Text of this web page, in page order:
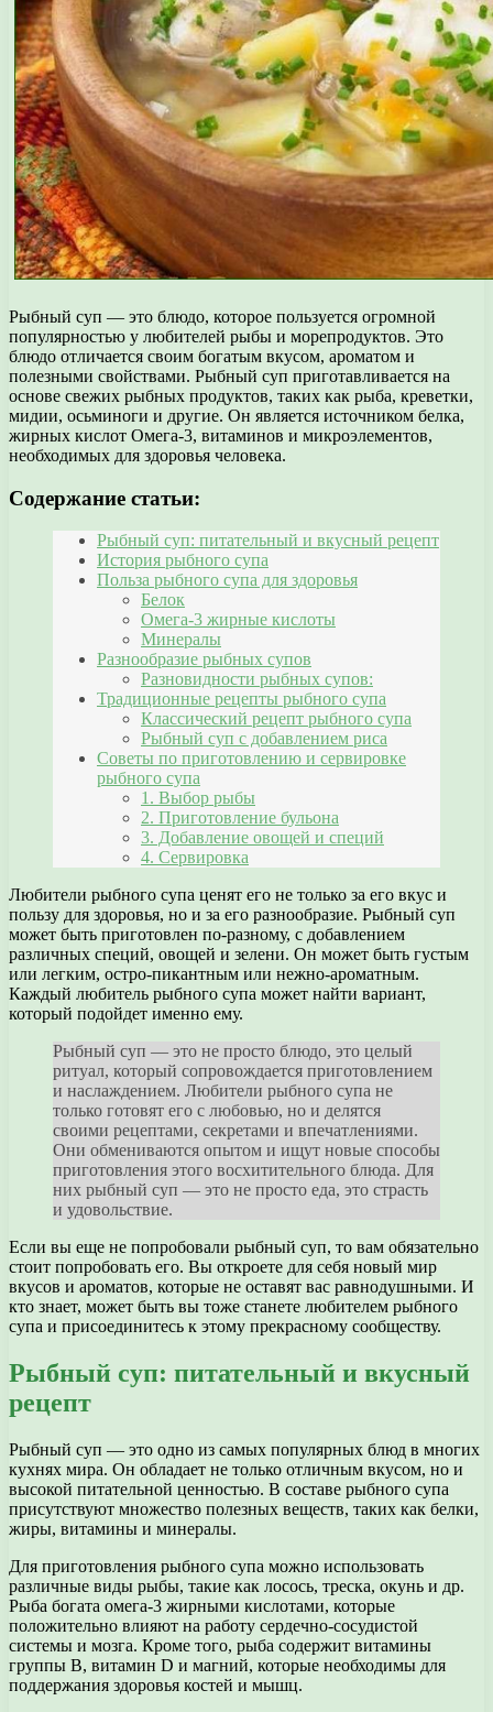
Рыбный суп — это блюдо, которое пользуется огромной
популярностью у любителей рыбы и морепродуктов. Это
блюдо отличается своим богатым вкусом, ароматом и
полезными свойствами. Рыбный суп приготавливается на
основе свежих рыбных продуктов, таких как рыба, креветки,
мидии, осьминоги и другие. Он является источником белка,
жирных кислот Омега-3, витаминов и микроэлементов,
необходимых для здоровья человека.
Содержание статьи:
Рыбный суп: питательный и вкусный рецепт
История рыбного супа
Польза рыбного супа для здоровья
Белок
Омега-3 жирные кислоты
Минералы
Разнообразие рыбных супов
Разновидности рыбных супов:
Традиционные рецепты рыбного супа
Классический рецепт рыбного супа
Рыбный суп с добавлением риса
Советы по приготовлению и сервировке
рыбного супа
1. Выбор рыбы
2. Приготовление бульона
3. Добавление овощей и специй
4. Сервировка
Любители рыбного супа ценят его не только за его вкус и
пользу для здоровья, но и за его разнообразие. Рыбный суп
может быть приготовлен по-разному, с добавлением
различных специй, овощей и зелени. Он может быть густым
или легким, остро-пикантным или нежно-ароматным.
Каждый любитель рыбного супа может найти вариант,
который подойдет именно ему.
Рыбный суп — это не просто блюдо, это целый
ритуал, который сопровождается приготовлением
и наслаждением. Любители рыбного супа не
только готовят его с любовью, но и делятся
своими рецептами, секретами и впечатлениями.
Они обмениваются опытом и ищут новые способы
приготовления этого восхитительного блюда. Для
них рыбный суп — это не просто еда, это страсть
и удовольствие.
Если вы еще не попробовали рыбный суп, то вам обязательно
стоит попробовать его. Вы откроете для себя новый мир
вкусов и ароматов, которые не оставят вас равнодушными. И
кто знает, может быть вы тоже станете любителем рыбного
супа и присоединитесь к этому прекрасному сообществу.
Рыбный суп: питательный и вкусный
рецепт
Рыбный суп — это одно из самых популярных блюд в многих
кухнях мира. Он обладает не только отличным вкусом, но и
высокой питательной ценностью. В составе рыбного супа
присутствуют множество полезных веществ, таких как белки,
жиры, витамины и минералы.
Для приготовления рыбного супа можно использовать
различные виды рыбы, такие как лосось, треска, окунь и др.
Рыба богата омега-3 жирными кислотами, которые
положительно влияют на работу сердечно-сосудистой
системы и мозга. Кроме того, рыба содержит витамины
группы B, витамин D и магний, которые необходимы для
поддержания здоровья костей и мышц.